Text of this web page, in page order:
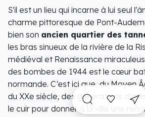
S'il est un lieu qui incarne à lui seul
charme pittoresque de Pont-
bien son ancien quartier des
les bras sinueux de la rivière de la
médiéval et Renaissance
des bombes de 1944 est le cœur
normande. C’est ici que, du Moyen
du XXe siècle, des générations
le cuir pour donner à la ville une